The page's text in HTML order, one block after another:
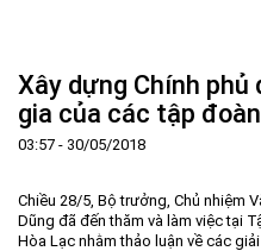
Lịch sử hình thành và phát
Tầm nhìn - Sứ mệnh
Cơ cấu tổ chức
Tin tức - sự kiện
Ban Quản lý Khu
Doanh nghiệp
Quy hoạch
Quy hoạch khu chức năng
Vị trí
Nhà đầu tư
Xây dựng Chính
gia của các tập
03:57 - 30/05/2018
Chiều 28/5, Bộ trưởng, Chủ nhiệm
Dũng đã đến thăm và làm việc tại
Hòa Lạc nhằm thảo luận về các